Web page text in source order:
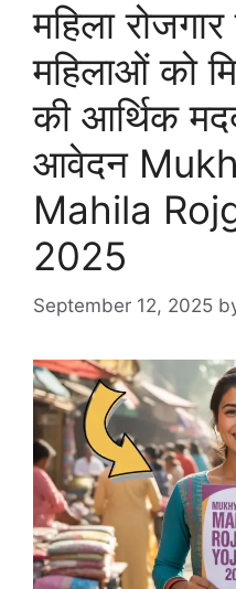
महिला
महिलाओं को
की आर्थिक
आवेदन
Mahila
2025
September 12, 2025